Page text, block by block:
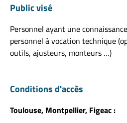
Public visé
Personnel ayant une
personnel à vocation technique
outils, ajusteurs, monteurs …)
Conditions d'accès
Toulouse, Montpellier, Figeac :